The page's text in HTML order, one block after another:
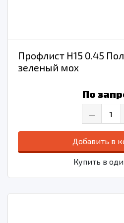
Профлист Н15 0.45
зеленый мох
По
–
Добавить в
Купить в